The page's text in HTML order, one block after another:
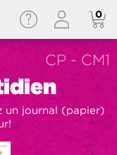
0
CP - CM1
un journal (papier)